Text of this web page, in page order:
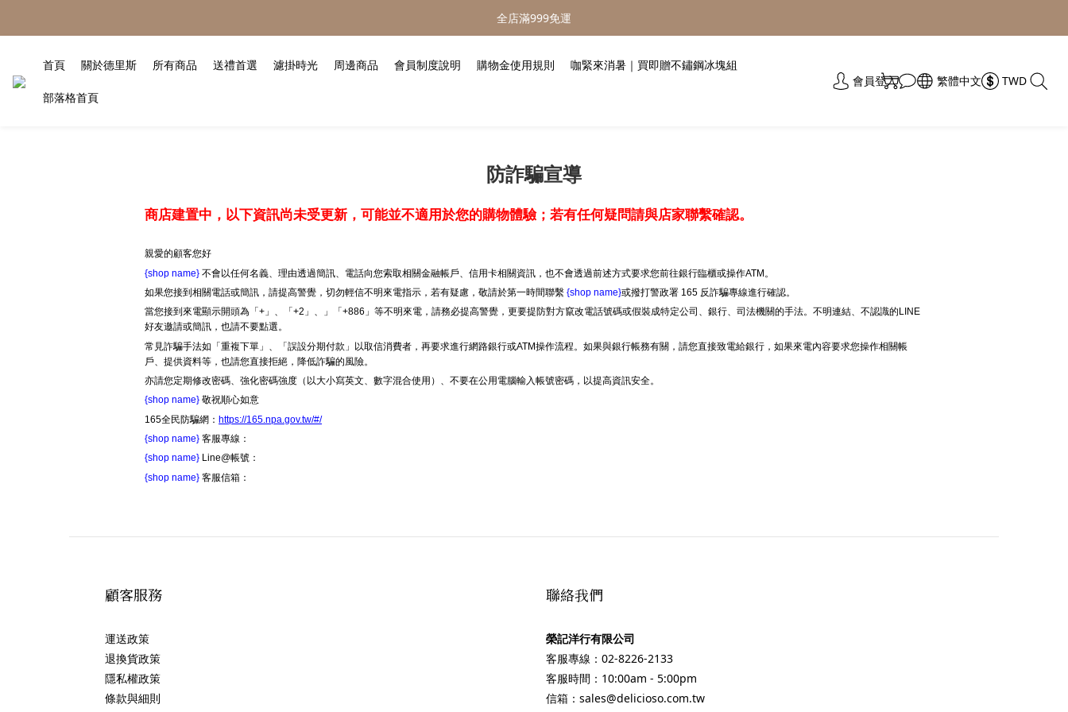
全店滿999免運
首頁 關於德里斯 所有商品 送禮首選 濾掛時光 周邊商品 會員制度說明 購物金使用規則 咖緊來消暑｜買即贈不鏽鋼冰塊組
部落格首頁
會員登入 繁體中文 TWD
防詐騙宣導
商店建置中，以下資訊尚未受更新，可能並不適用於您的購物體驗；若有任何疑問請與店家聯繫確認。
親愛的顧客您好
{shop name} 不會以任何名義、理由透過簡訊、電話向您索取相關金融帳戶、信用卡相關資訊，也不會透過前述方式要求您前往銀行臨櫃或操作ATM。
如果您接到相關電話或簡訊，請提高警覺，切勿輕信不明來電指示，若有疑慮，敬請於第一時間聯繫 {shop name}或撥打警政署 165 反詐騙專線進行確認。
當您接到來電顯示開頭為「+」、「+2」、」「+886」等不明來電，請務必提高警覺，更要提防對方竄改電話號碼或假裝成特定公司、銀行、司法機關的手法。不明連結、不認識的LINE
好友邀請或簡訊，也請不要點選。
常見詐騙手法如「重複下單」、「誤設分期付款」以取信消費者，再要求進行網路銀行或ATM操作流程。如果與銀行帳務有關，請您直接致電給銀行，如果來電內容要求您操作相關帳
戶、提供資料等，也請您直接拒絕，降低詐騙的風險。
亦請您定期修改密碼、強化密碼強度（以大小寫英文、數字混合使用）、不要在公用電腦輸入帳號密碼，以提高資訊安全。
{shop name} 敬祝順心如意
165全民防騙網： https://165.npa.gov.tw/#/
{shop name} 客服專線：
{shop name} Line@帳號：
{shop name} 客服信箱：
顧客服務
運送政策
退換貨政策
隱私權政策
條款與細則
聯絡我們
榮記洋行有限公司
客服專線：02-8226-2133
客服時間：10:00am - 5:00pm
信箱：sales@delicioso.com.tw